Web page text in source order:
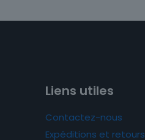
Liens utiles
Contactez-nous
Expéditions et retours